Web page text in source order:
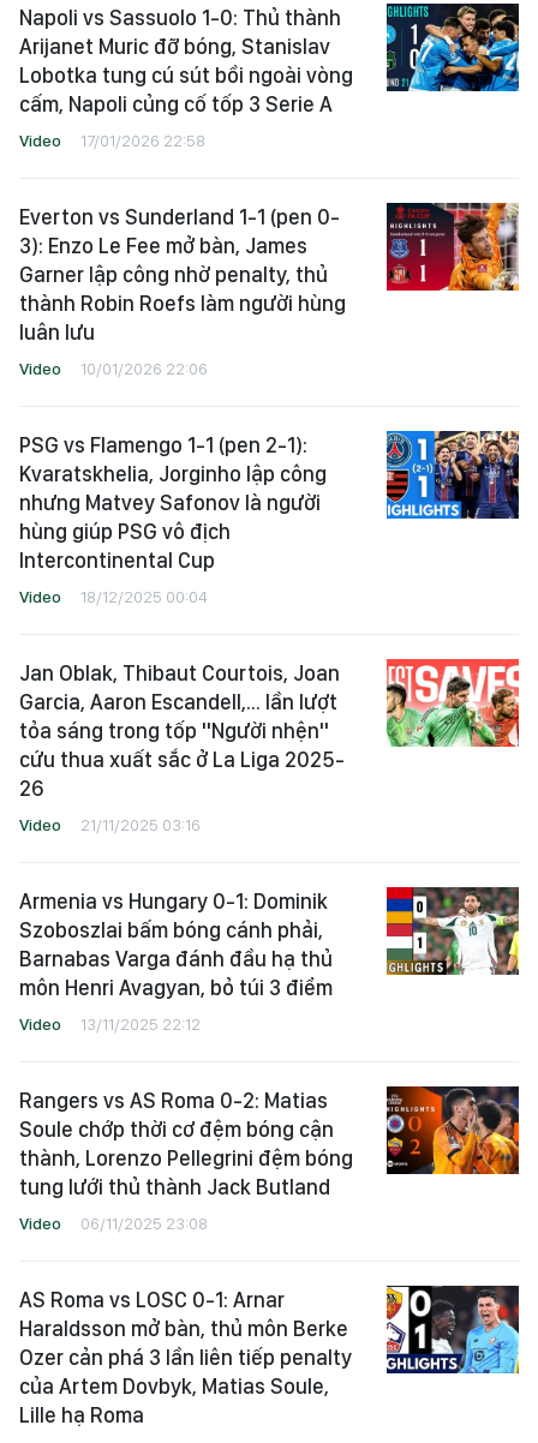
Napoli vs Sassuolo 1-0: Thủ thành
Arijanet Muric đỡ bóng, Stanislav
Lobotka tung cú sút bồi ngoài vòng
cấm, Napoli củng cố tốp 3 Serie A
Video 17/01/2026 22:58
Everton vs Sunderland 1-1 (pen 0-
3): Enzo Le Fee mở bàn, James
Garner lập công nhờ penalty, thủ
thành Robin Roefs làm người hùng
luân lưu
Video 10/01/2026 22:06
PSG vs Flamengo 1-1 (pen 2-1):
Kvaratskhelia, Jorginho lập công
nhưng Matvey Safonov là người
hùng giúp PSG vô địch
Intercontinental Cup
Video 18/12/2025 00:04
Jan Oblak, Thibaut Courtois, Joan
Garcia, Aaron Escandell,... lần lượt
tỏa sáng trong tốp "Người nhện"
cứu thua xuất sắc ở La Liga 2025-
26
Video 21/11/2025 03:16
Armenia vs Hungary 0-1: Dominik
Szoboszlai bấm bóng cánh phải,
Barnabas Varga đánh đầu hạ thủ
môn Henri Avagyan, bỏ túi 3 điểm
Video 13/11/2025 22:12
Rangers vs AS Roma 0-2: Matias
Soule chớp thời cơ đệm bóng cận
thành, Lorenzo Pellegrini đệm bóng
tung lưới thủ thành Jack Butland
Video 06/11/2025 23:08
AS Roma vs LOSC 0-1: Arnar
Haraldsson mở bàn, thủ môn Berke
Ozer cản phá 3 lần liên tiếp penalty
của Artem Dovbyk, Matias Soule,
Lille hạ Roma